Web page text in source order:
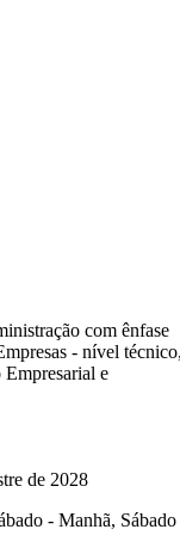
com ênfase
- nível
e
de 2028
- Manhã, Sábado